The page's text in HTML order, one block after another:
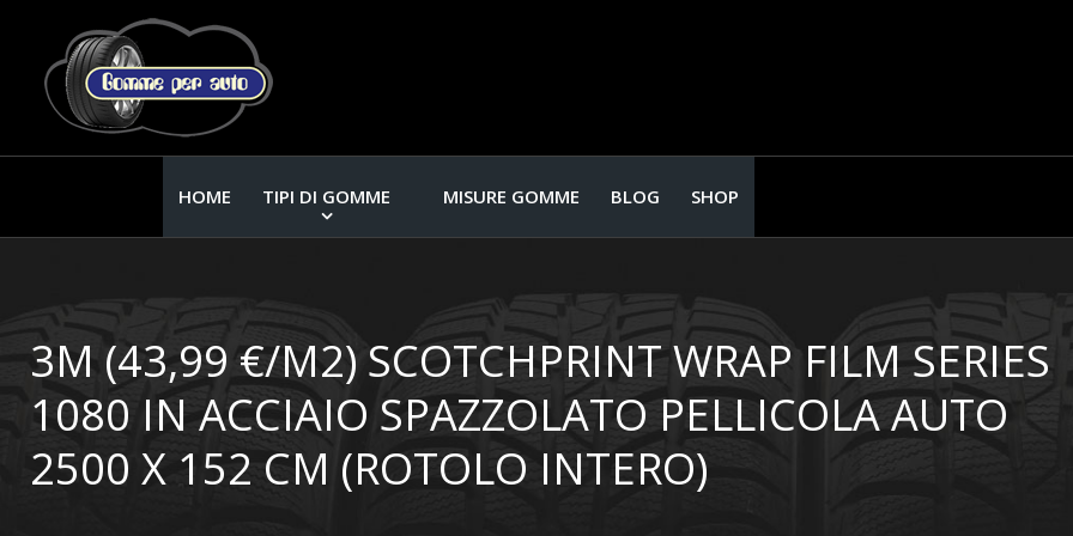
HOME TIPI DI GOMME MISURE GOMME BLOG SHOP
3M (43,99 €/M2) SCOTCHPRINT WRAP FILM SERIES
1080 IN ACCIAIO SPAZZOLATO PELLICOLA AUTO
2500 X 152 CM (ROTOLO INTERO)